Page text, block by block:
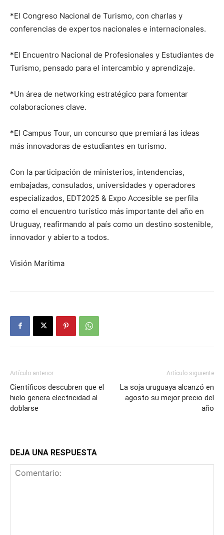
*El Congreso Nacional de Turismo, con charlas y
conferencias de expertos nacionales e internacionales.
*El Encuentro Nacional de Profesionales y Estudiantes de
Turismo, pensado para el intercambio y aprendizaje.
*Un área de networking estratégico para fomentar
colaboraciones clave.
*El Campus Tour, un concurso que premiará las ideas
más innovadoras de estudiantes en turismo.
Con la participación de ministerios, intendencias,
embajadas, consulados, universidades y operadores
especializados, EDT2025 & Expo Accesible se perfila
como el encuentro turístico más importante del año en
Uruguay, reafirmando al país como un destino sostenible,
innovador y abierto a todos.
Visión Marítima
Artículo anterior
Científicos descubren que el
hielo genera electricidad al
doblarse
Artículo siguiente
La soja uruguaya alcanzó en
agosto su mejor precio del
año
DEJA UNA RESPUESTA